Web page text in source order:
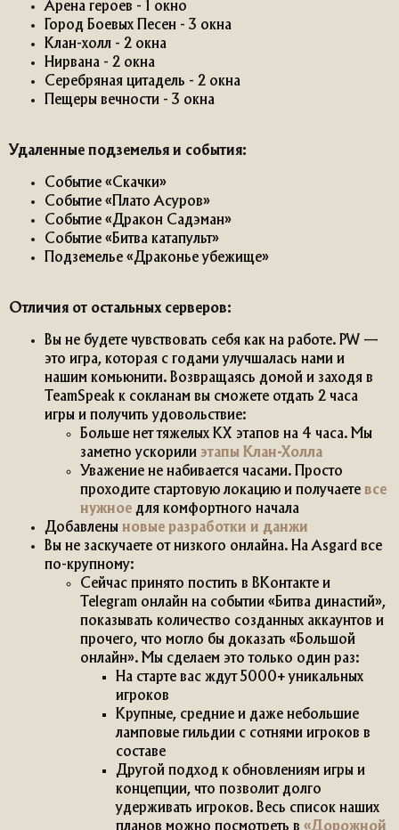
Арена героев - 1 окно
Город Боевых Песен - 3 окна
Клан-холл - 2 окна
Нирвана - 2 окна
Серебряная цитадель - 2 окна
Пещеры вечности - 3 окна
Удаленные подземелья и события:
Событие «Скачки»
Событие «Плато Асуров»
Событие «Дракон Садэман»
Событие «Битва катапульт»
Подземелье «Драконье убежище»
Отличия от остальных серверов:
Вы не будете чувствовать себя как на работе. PW —
это игра, которая с годами улучшалась нами и
нашим комьюнити. Возвращаясь домой и заходя в
TeamSpeak к сокланам вы сможете отдать 2 часа
игры и получить удовольствие:
Больше нет тяжелых КХ этапов на 4 часа. Мы
заметно ускорили этапы Клан-Холла
Уважение не набивается часами. Просто
проходите стартовую локацию и получаете все
нужное для комфортного начала
Добавлены новые разработки и данжи
Вы не заскучаете от низкого онлайна. На Asgard все
по-крупному:
Сейчас принято постить в ВКонтакте и
Telegram онлайн на событии «Битва династий»,
показывать количество созданных аккаунтов и
прочего, что могло бы доказать «Большой
онлайн». Мы сделаем это только один раз:
На старте вас ждут 5000+ уникальных
игроков
Крупные, средние и даже небольшие
ламповые гильдии с сотнями игроков в
составе
Другой подход к обновлениям игры и
концепции, что позволит долго
удерживать игроков. Весь список наших
планов можно посмотреть в «Дорожной